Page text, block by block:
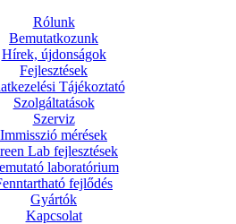
Rólunk
Bemutatkozunk
Hírek, újdonságok
Fejlesztések
Tájékoztató
Szolgáltatások
Szerviz
Immisszió mérések
Lab fejlesztések
laboratórium
fejlődés
Gyártók
Kapcsolat